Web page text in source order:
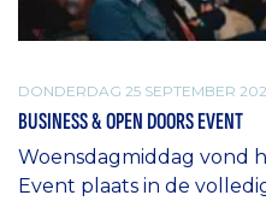
DONDERDAG 25 SEPTEMBER
BUSINESS & OPEN DOORS EVENT
Woensdagmiddag vond
Event plaats in de